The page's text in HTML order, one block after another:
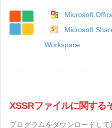
Microsoft
Microsoft
Workspace
XSSRファイルに関する
プログラムをダウンロードし